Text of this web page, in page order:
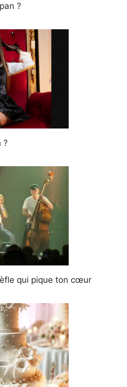
?
?
qui pique ton cœur